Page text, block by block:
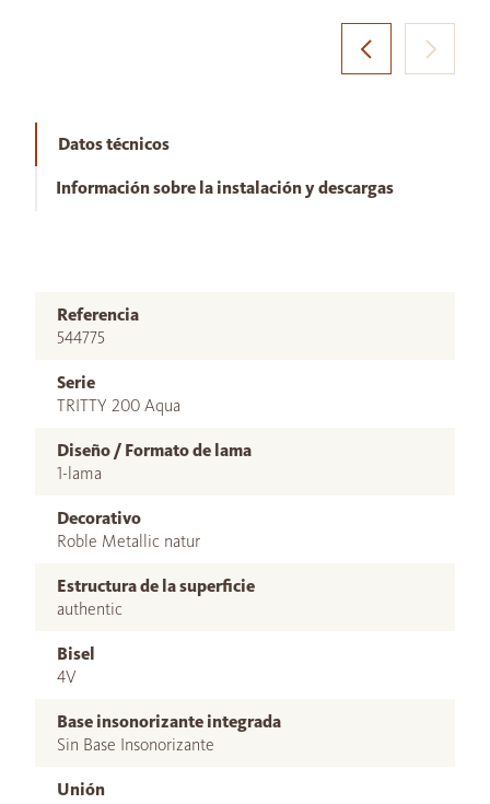
Datos técnicos
Información sobre la instalación y descargas
Referencia
544775
Serie
TRITTY 200 Aqua
Diseño / Formato de lama
1-lama
Decorativo
Roble Metallic natur
Estructura de la superficie
authentic
Bisel
4V
Base insonorizante integrada
Sin Base Insonorizante
Unión